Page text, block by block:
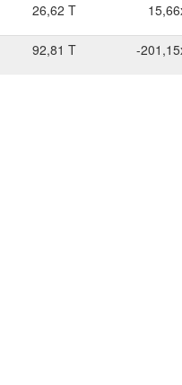
26,62 T
92,81 T -